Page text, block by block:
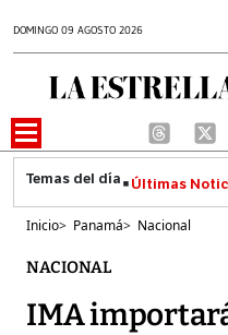
DOMINGO 09 AGOSTO 2026
Últimas
Inicio> Panamá> Nacional
NACIONAL
IMA